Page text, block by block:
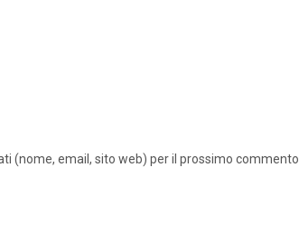
(nome, email, sito web) per il prossimo commento.